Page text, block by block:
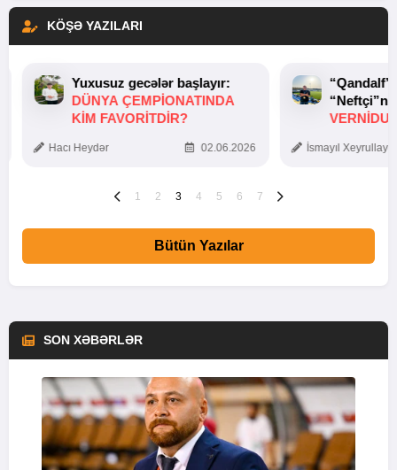
KÖŞƏ YAZILARI
Yuxusuz gecələr başlayır:
DÜNYA ÇEMPIONATINDA
KIM FAVORITDIR?
Hacı Heydər 02.06.2026 İsmayıl
1 2 3 4 5 6 7
Bütün Yazılar
SON XƏBƏRLƏR